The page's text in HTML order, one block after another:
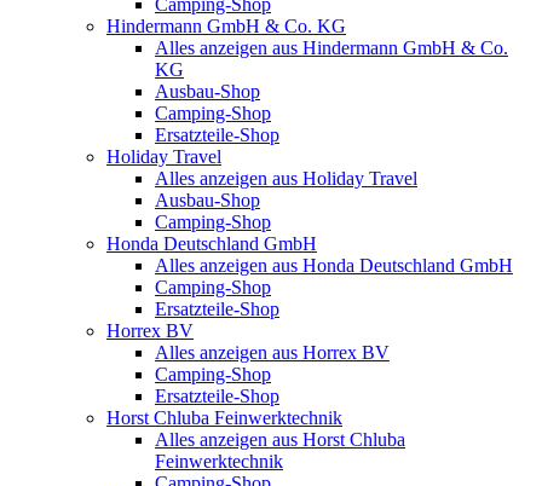
Camping-Shop
Hindermann GmbH & Co. KG
Alles anzeigen aus Hindermann GmbH & Co.
KG
Ausbau-Shop
Camping-Shop
Ersatzteile-Shop
Holiday Travel
Alles anzeigen aus Holiday Travel
Ausbau-Shop
Camping-Shop
Honda Deutschland GmbH
Alles anzeigen aus Honda Deutschland GmbH
Camping-Shop
Ersatzteile-Shop
Horrex BV
Alles anzeigen aus Horrex BV
Camping-Shop
Ersatzteile-Shop
Horst Chluba Feinwerktechnik
Alles anzeigen aus Horst Chluba
Feinwerktechnik